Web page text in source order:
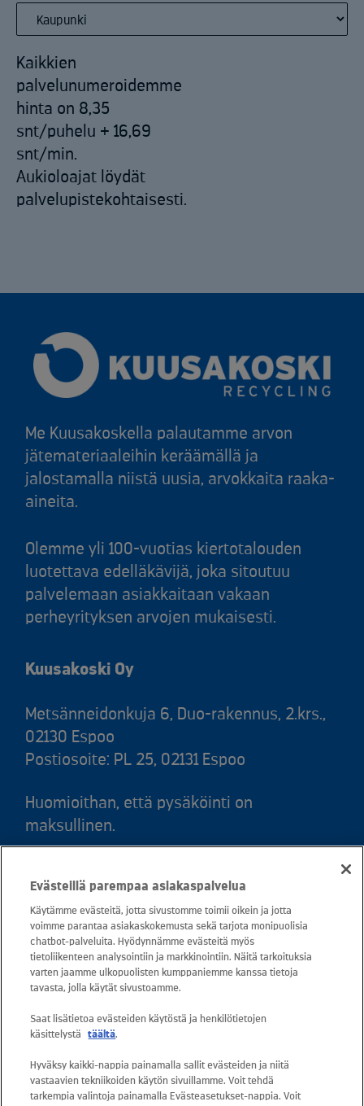
Kaikkien
palvelunumeroidemme
hinta on 8,35
snt/puhelu + 16,69
snt/min.
Aukioloajat löydät
palvelupistekohtaisesti.
Me Kuusakoskella palautamme arvon
jätemateriaaleihin keräämällä ja
jalostamalla niistä uusia, arvokkaita raaka-
aineita.
Olemme yli 100-vuotias kiertotalouden
luotettava edelläkävijä, joka sitoutuu
palvelemaan asiakkaitaan vakaan
perheyrityksen arvojen mukaisesti.
Kuusakoski Oy
Metsänneidonkuja 6, Duo-rakennus, 2.krs.,
02130 Espoo
Postiosoite: PL 25, 02131 Espoo
Huomioithan, että pysäköinti on
maksullinen.
snt/puhelu + 16,69 snt/min)
Asiakaspalvelu: 0800 30880
avoinna arkisin ma - pe klo 8-16
sähköposti:
etunimi.sukunimi@kuusakoski.com, ellei
yhteystiedoissa toisin mainita.
Evästeillä parempaa asiakaspalvelua
Käytämme evästeitä, jotta sivustomme toimii oikein ja jotta
voimme parantaa asiakaskokemusta sekä tarjota monipuolisia
chatbot-palveluita. Hyödynnämme evästeitä myös
tietoliikenteen analysointiin ja markkinointiin. Näitä tarkoituksia
varten jaamme ulkopuolisten kumppaniemme kanssa tietoja
tavasta, jolla käytät sivustoamme.
Saat lisätietoa evästeiden käytöstä ja henkilötietojen
käsittelystä
täältä.
Hyväksy kaikki-nappia painamalla sallit evästeiden ja niitä
vastaavien tekniikoiden käytön sivuillamme. Voit tehdä
tarkempia valintoja painamalla Evästeasetukset-nappia. Voit